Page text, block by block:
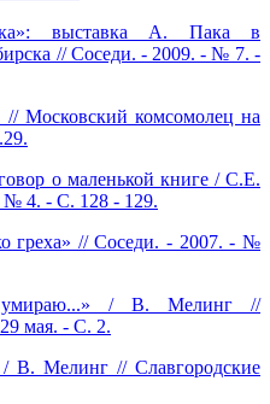
выставка А. Пака в
// Соседи. - 2009. - № 7. -
// Московский комсомолец на
о маленькой книге / С.Е.
№ 4. - С. 128 - 129.
греха» // Соседи. - 2007. - №
/ В. Мелинг //
мая. - С. 2.
В. Мелинг // Славгородские